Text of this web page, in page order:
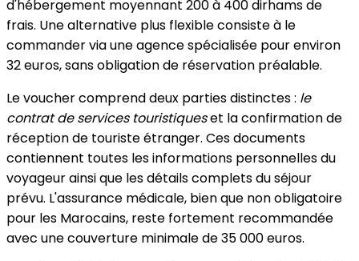
d'hébergement moyennant 200 à 400 dirhams de
frais. Une alternative plus flexible consiste à le
commander via une agence spécialisée pour environ
32 euros, sans obligation de réservation préalable.
Le voucher comprend deux parties distinctes : le
contrat de services touristiqueset la confirmation de
réception de touriste étranger. Ces documents
contiennent toutes les informations personnelles du
voyageur ainsi que les détails complets du séjour
prévu. L'assurance médicale, bien que non obligatoire
pour les Marocains, reste fortement recommandée
avec une couverture minimale de 35 000 euros.